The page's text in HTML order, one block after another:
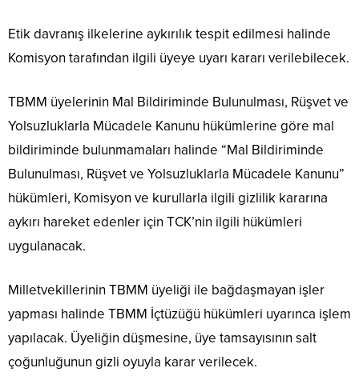
Etik davranış ilkelerine aykırılık tespit edilmesi halinde
Komisyon tarafından ilgili üyeye uyarı kararı verilebilecek.
TBMM üyelerinin Mal Bildiriminde Bulunulması, Rüşvet ve
Yolsuzluklarla Mücadele Kanunu hükümlerine göre mal
bildiriminde bulunmamaları halinde “Mal Bildiriminde
Bulunulması, Rüşvet ve Yolsuzluklarla Mücadele Kanunu”
hükümleri, Komisyon ve kurullarla ilgili gizlilik kararına
aykırı hareket edenler için TCK’nin ilgili hükümleri
uygulanacak.
Milletvekillerinin TBMM üyeliği ile bağdaşmayan işler
yapması halinde TBMM İçtüzüğü hükümleri uyarınca işlem
yapılacak. Üyeliğin düşmesine, üye tamsayısının salt
çoğunluğunun gizli oyuyla karar verilecek.